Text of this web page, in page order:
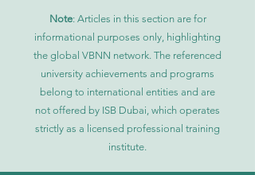
Note: Articles in this section are for
informational purposes only, highlighting
the global VBNN network. The referenced
university achievements and programs
belong to international entities and are
not offered by ISB Dubai, which operates
strictly as a licensed professional training
institute.